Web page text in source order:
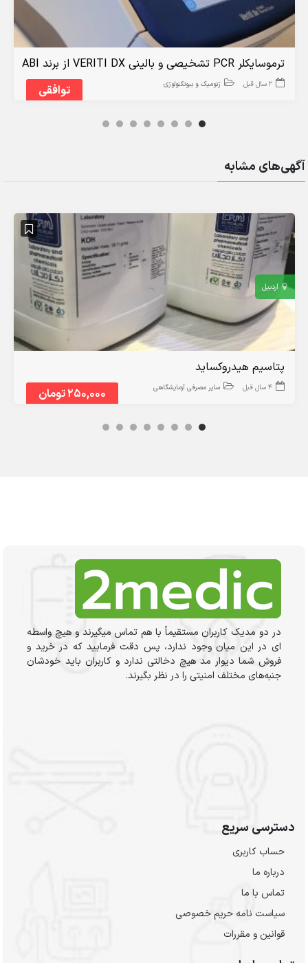
توافقی
ترموسایکلر PCR تشخیصی و بالینی VERITI DX از برند ABI
2 سال قبل ژنومیک و بیوتکنولوژی
آگهی‌های مشابه
اردبیل
250,000 تومان
پتاسیم هیدروکساید
4 سال قبل سایر مصرفی آزمایشگاهی
در دو مدیک کاربران مستقیماً با هم تماس میگیرند و هیچ واسطه
ای در این میان وجود ندارد، پس دقت فرمایید که در خرید و
فروشِ شما دیوار مد هیچ دخالتی ندارد و کاربران باید خودشان
جنبه‌های مختلف امنیتی را در نظر بگیرند.
دسترسی سریع
حساب کاربری
درباره ما
تماس با ما
سیاست نامه حریم خصوصی
قوانین و مقررات